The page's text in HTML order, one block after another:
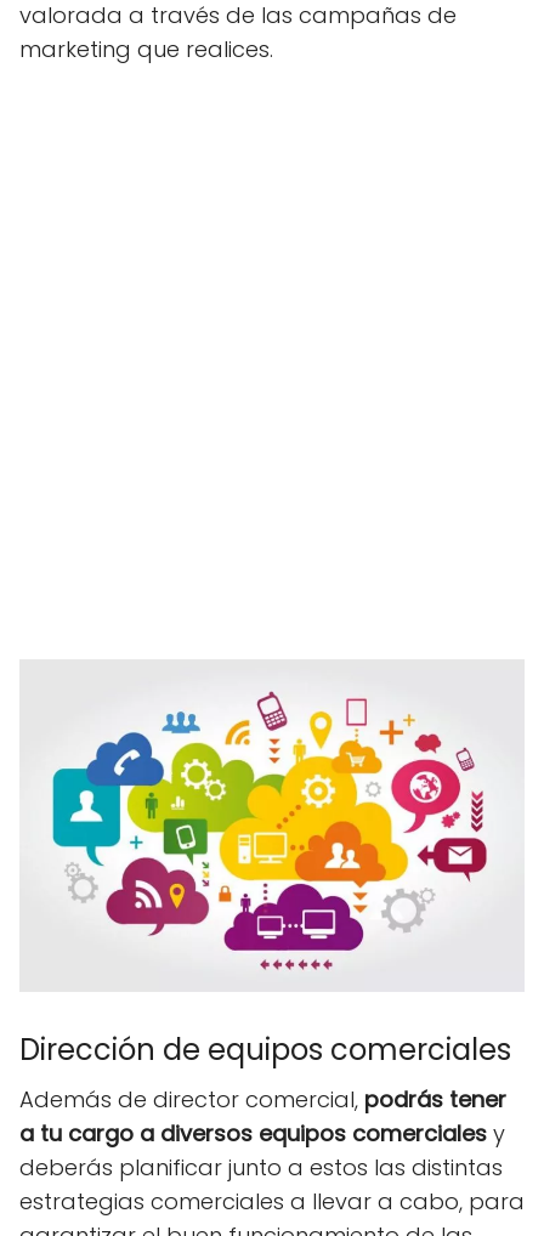
valorada a través de las campañas de
marketing que realices.
Dirección de equipos comerciales
Además de director comercial, podrás tener
a tu cargo a diversos equipos comerciales y
deberás planificar junto a estos las distintas
estrategias comerciales a llevar a cabo, para